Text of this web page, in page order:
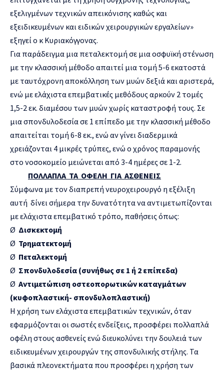
εξελιγμένων τεχνικών απεικόνισης καθώς και
εξειδικευμένων και ειδικών χειρουργικών εργαλείων»
εξηγεί ο κ Κυριακόγγονας.
Για παράδειγμα μια πεταλεκτομή σε μια οσφυϊκή στένωση
με την κλασσική μέθοδο απαιτεί μια τομή 5-6 εκατοστά
με ταυτόχρονη αποκόλληση των μυών δεξιά και αριστερά,
ενώ με ελάχιστα επεμβατικές μεθόδους αρκούν 2 τομές
1,5-2 εκ. διαμέσου των μυών χωρίς καταστροφή τους. Σε
μια σπονδυλοδεσία σε 1 επίπεδο με την κλασσική μέθοδο
απαιτείται τομή 6-8 εκ., ενώ αν γίνει διαδερμικά
χρειάζονται 4 μικρές τρύπες, ενώ ο χρόνος παραμονής
στο νοσοκομείο μειώνεται από 3-4 ημέρες σε 1-2.
ΠΟΛΛΑΠΛΑ ΤΑ ΟΦΕΛΗ ΓΙΑ ΑΣΘΕΝΕΙΣ
Σύμφωνα με τον διαπρεπή νευροχειρουργό η εξέλιξη
αυτή δίνει σήμερα την δυνατότητα να αντιμετωπίζονται
με ελάχιστα επεμβατικό τρόπο, παθήσεις όπως:
Ø Δισκεκτομή
Ø Τρηματεκτομή
Ø Πεταλεκτομή
Ø Σπονδυλοδεσία (συνήθως σε 1 ή 2 επίπεδα)
Ø Αντιμετώπιση οστεοπορωτικών καταγμάτων
(κυφοπλαστική- σπονδυλοπλαστική)
Η χρήση των ελάχιστα επεμβατικών τεχνικών, όταν
εφαρμόζονται οι σωστές ενδείξεις, προσφέρει πολλαπλά
οφέλη στους ασθενείς ενώ διευκολύνει την δουλειά των
ειδικευμένων χειρουργών της σπονδυλικής στήλης. Τα
βασικά πλεονεκτήματα που προσφέρει η χρήση των